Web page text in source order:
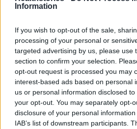
Information
If you wish to opt-out of the sale,
processing of your personal or
targeted advertising by us, please use
section to confirm your selection.
opt-out request is processed you may
interest-based ads based on personal
us or personal information disclosed
your opt-out. You may separately opt-
disclosure of your personal
IAB’s list of downstream participants.
Στις 3 καλύτερες κουζίνες
του Taste Atlas
Τρόφιμα που επιβαρύνονται
μέταλλα – Ανησυχία για τις
TAGS βαφή μαλλιών χειμώνας